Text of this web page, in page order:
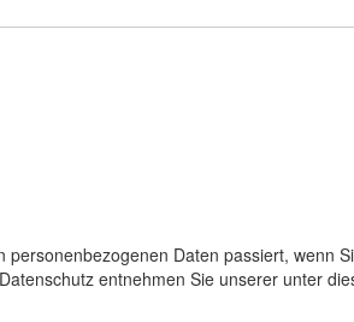
Daten passiert,
entnehmen Sie unserer unter